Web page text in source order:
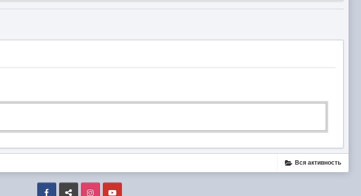
Вся активность
Facebook VK Instagram